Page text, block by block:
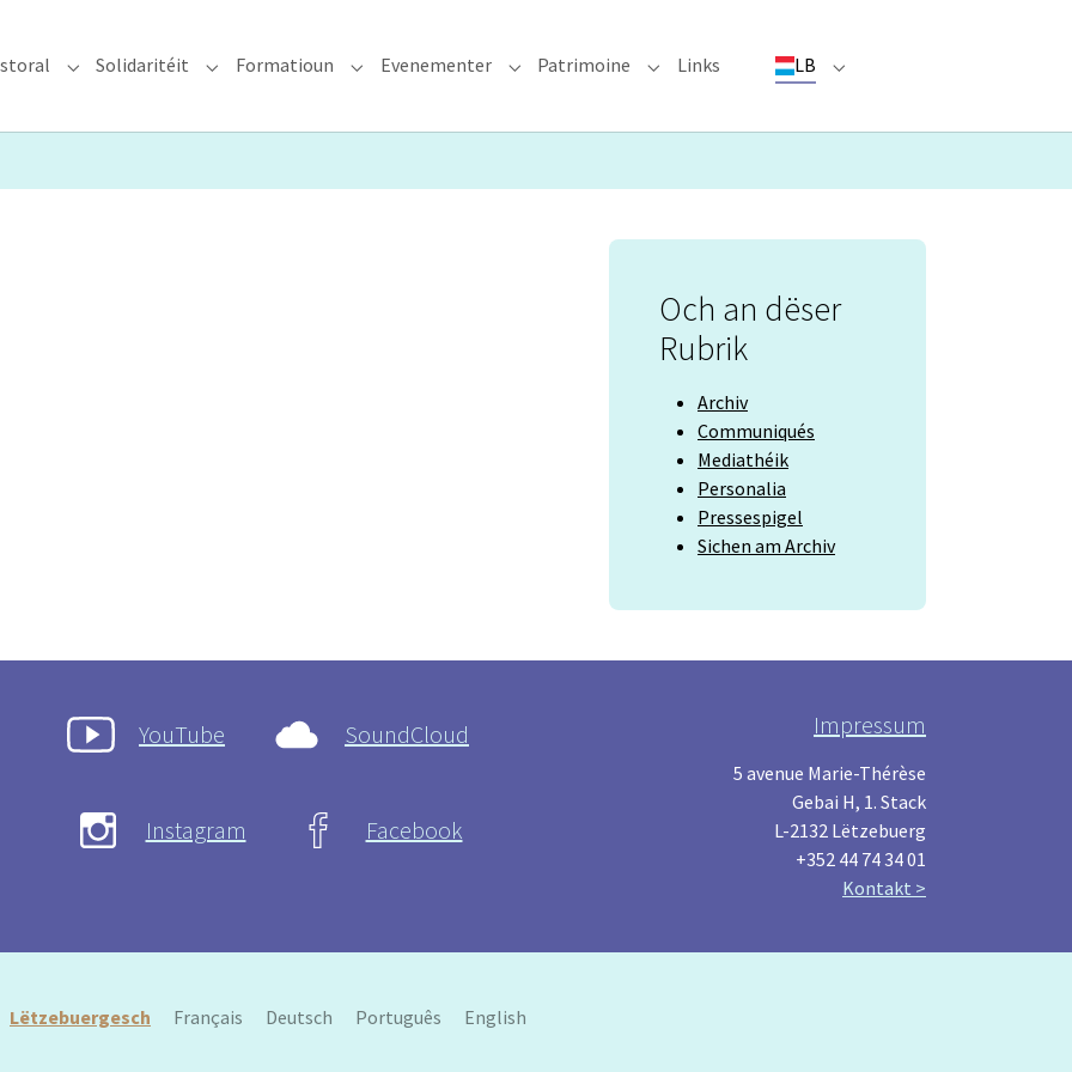
Submenu for "Glawen & Pastoral"
Solidaritéit Submenu for "Solidaritéit"
Formatioun Submenu for "Formatioun"
Evenementer Submenu for "Evenementer"
Patrimoine Submenu for "Patrimoine"
Links LB Submenu for "LB"
Och an dëser
Rubrik
Archiv
Communiqués
Mediathéik
Personalia
Pressespigel
Sichen am Archiv
YouTube SoundCloud
Instagram Facebook
Impressum
5 avenue Marie-Thérèse
Gebai H, 1. Stack
L-2132 Lëtzebuerg
+352 44 74 34 01
Kontakt >
Lëtzebuergesch Français Deutsch Português English